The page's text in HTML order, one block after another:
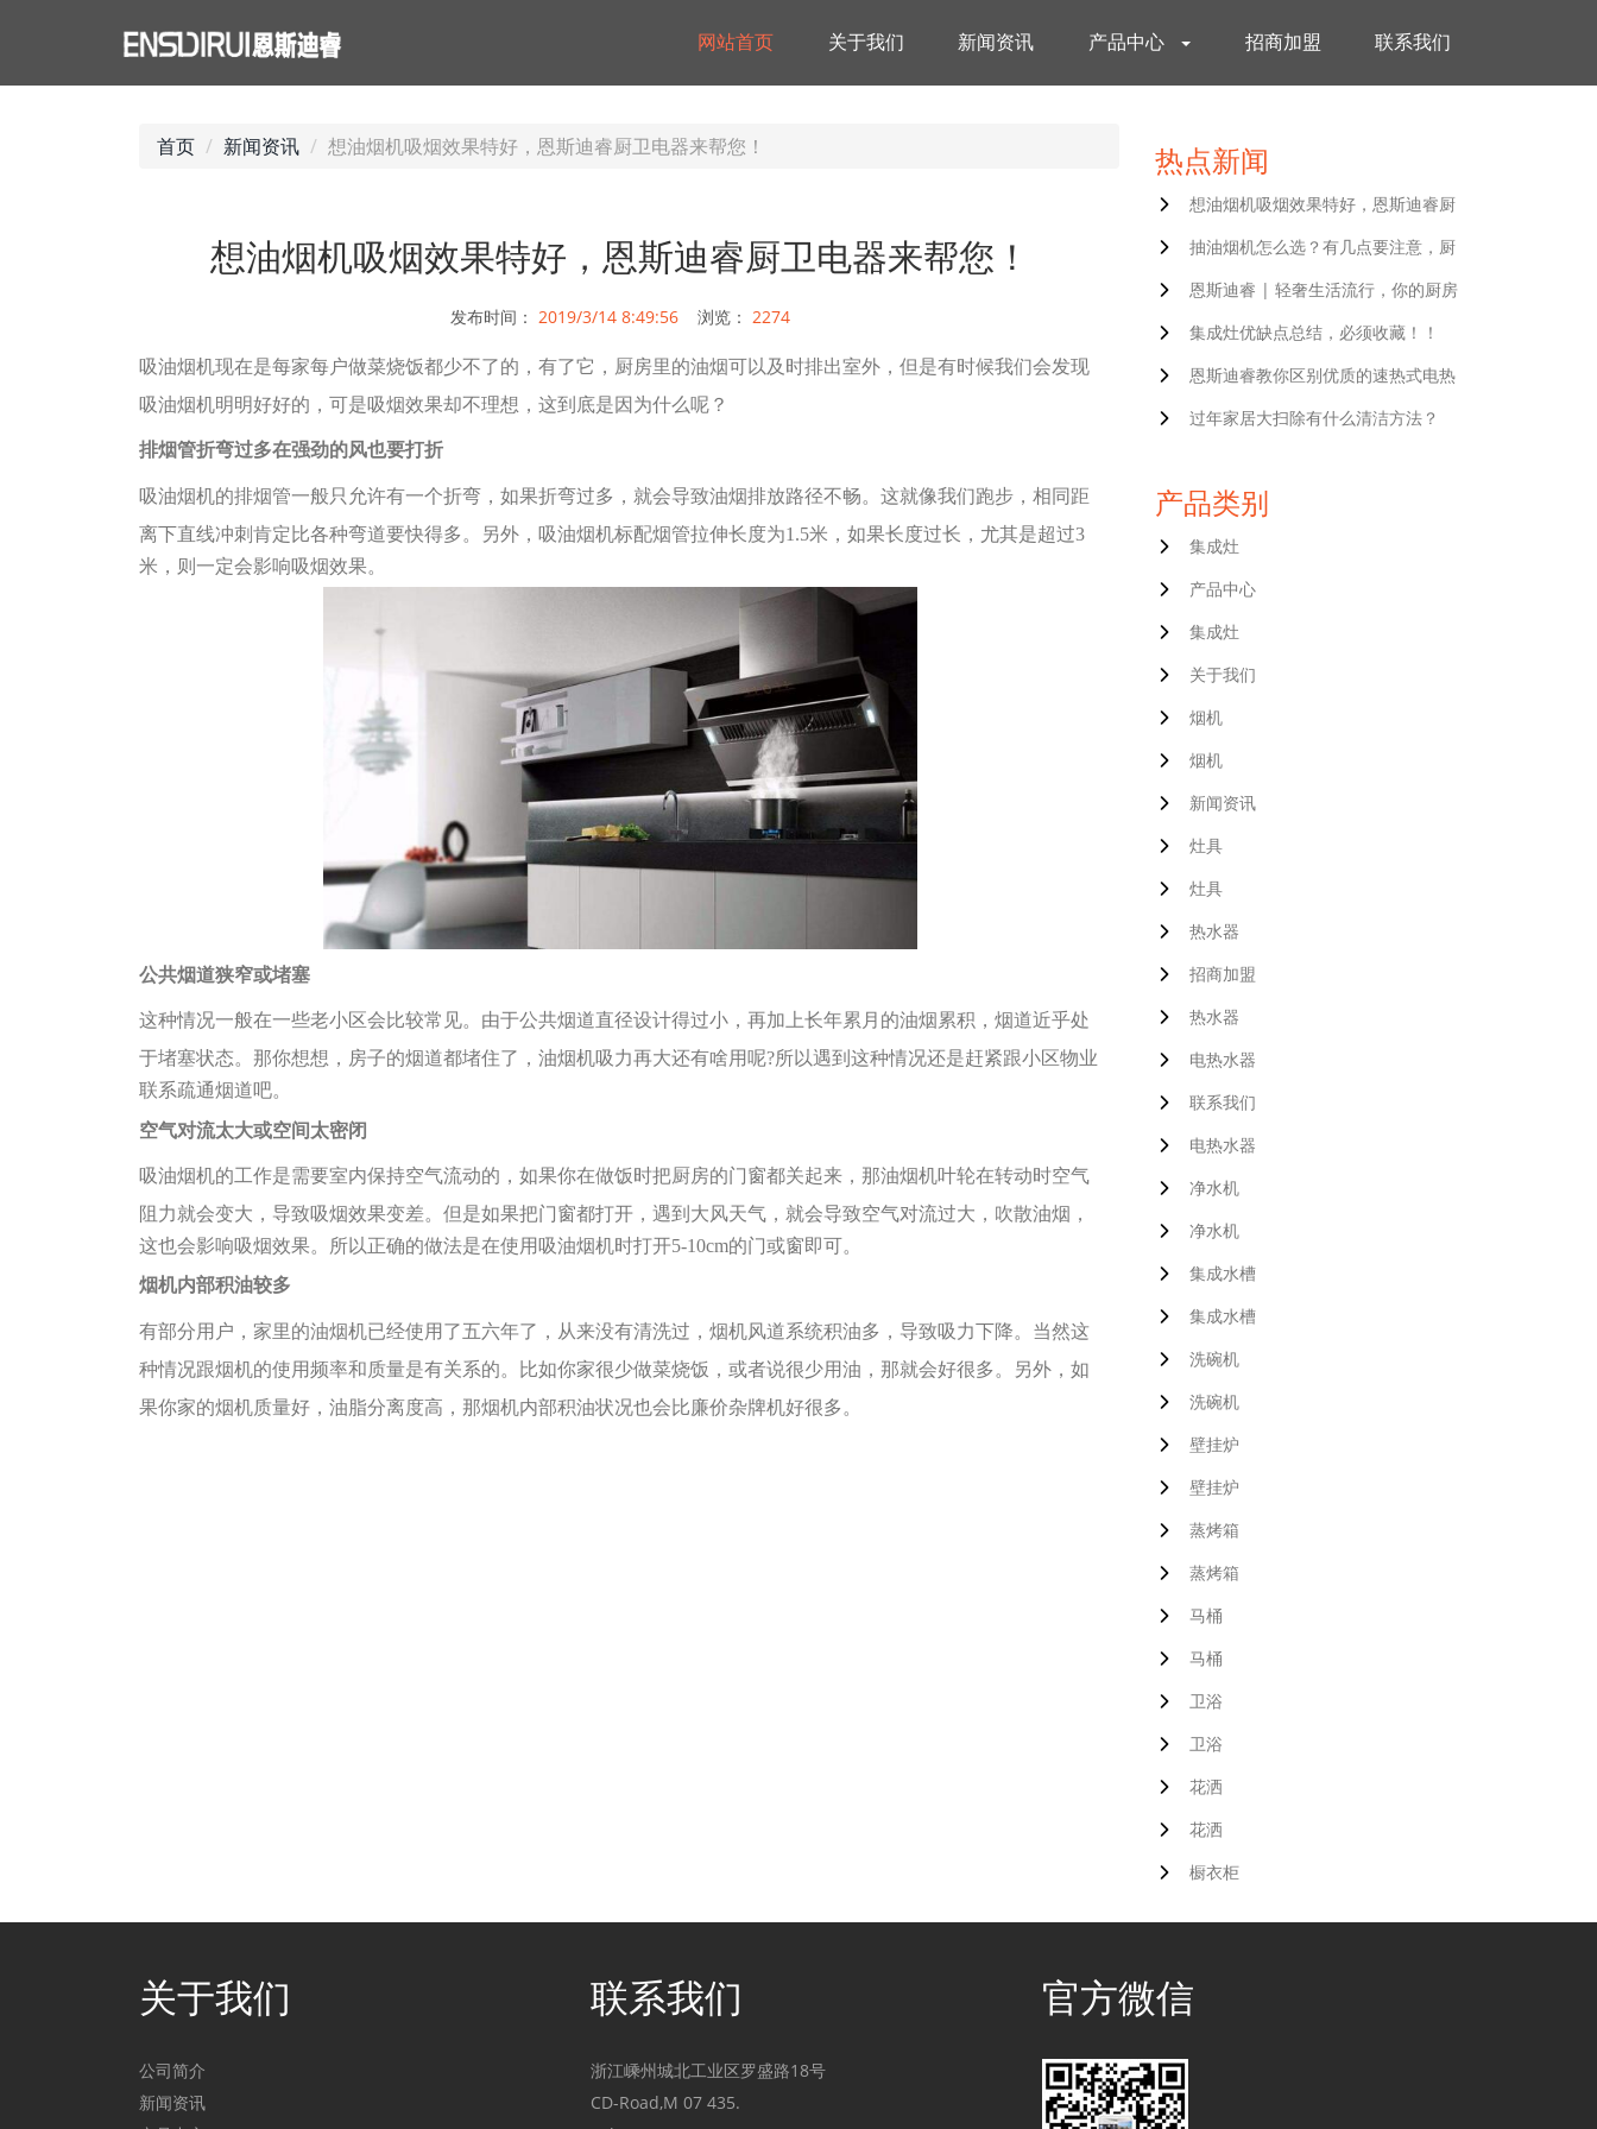
网站首页 关于我们 新闻资讯 产品中心 招商加盟 联系我们
首页 新闻资讯 想油烟机吸烟效果特好，恩斯迪睿厨卫电器来帮您！
想油烟机吸烟效果特好，恩斯迪睿厨卫电器来帮您！
发布时间： 2019/3/14 8:49:56浏览： 2274
吸油烟机现在是每家每户做菜烧饭都少不了的，有了它，厨房里的油烟可以及时排出室外，但是有时候我们会发现
吸油烟机明明好好的，可是吸烟效果却不理想，这到底是因为什么呢？
排烟管折弯过多在强劲的风也要打折
吸油烟机的排烟管一般只允许有一个折弯，如果折弯过多，就会导致油烟排放路径不畅。这就像我们跑步，相同距
离下直线冲刺肯定比各种弯道要快得多。
另外，吸油烟机标配烟管拉伸长度为1.5米，如果长度过长，尤其是超过3
米，则一定会影响吸烟效果。
公共烟道狭窄或堵塞
这种情况一般在一些老小区会比较常见。由于公共烟道直径设计得过小，再加上长年累月的油烟累积，烟道近乎处
于堵塞状态。 那你想想，房子的烟道都堵住了，油烟机吸力再大还有啥用呢?所以遇到这种情况还是赶紧跟小区物业
联系疏通烟道吧。
空气对流太大或空间太密闭
吸油烟机的工作是需要室内保持空气流动的，如果你在做饭时把厨房的门窗都关起来，那油烟机叶轮在转动时空气
阻力就会变大，导致吸烟效果变差。 但是如果把门窗都打开，遇到大风天气，就会导致空气对流过大，吹散油烟，
这也会影响吸烟效果。
所以正确的做法是在使用吸油烟机时打开5-10cm的门或窗即可。
烟机内部积油较多
有部分用户，家里的油烟机已经使用了五六年了，从来没有清洗过，烟机风道系统积油多，导致吸力下降。 当然这
种情况跟烟机的使用频率和质量是有关系的。比如你家很少做菜烧饭，或者说很少用油，那就会好很多。
另外，如
果你家的烟机质量好，油脂分离度高，那烟机内部积油状况也会比廉价杂牌机好很多。
热点新闻
想油烟机吸烟效果特好，恩斯迪睿厨
抽油烟机怎么选？有几点要注意，厨
恩斯迪睿 | 轻奢生活流行，你的厨房
集成灶优缺点总结，必须收藏！！
恩斯迪睿教你区别优质的速热式电热
过年家居大扫除有什么清洁方法？
产品类别
集成灶
产品中心
集成灶
关于我们
烟机
烟机
新闻资讯
灶具
灶具
热水器
招商加盟
热水器
电热水器
联系我们
电热水器
净水机
净水机
集成水槽
集成水槽
洗碗机
洗碗机
壁挂炉
壁挂炉
蒸烤箱
蒸烤箱
马桶
马桶
卫浴
卫浴
花洒
花洒
橱衣柜
关于我们
公司简介
新闻资讯
联系我们
浙江嵊州城北工业区罗盛路18号
CD-Road,M 07 435.
官方微信